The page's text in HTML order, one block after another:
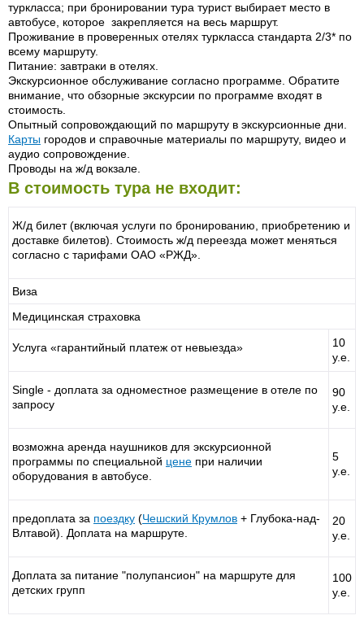
туркласса; при бронировании тура турист выбирает место в
автобусе, которое закрепляется на весь маршрут.
Проживание в проверенных отелях туркласса стандарта 2/3* по
всему маршруту.
Питание: завтраки в отелях.
Экскурсионное обслуживание согласно программе. Обратите
внимание, что обзорные экскурсии по программе входят в
стоимость.
Опытный сопровождающий по маршруту в экскурсионные дни.
Карты городов и справочные материалы по маршруту, видео и
аудио сопровождение.
Проводы на ж/д вокзале.
В стоимость тура не входит:
Ж/д билет (включая услуги по бронированию, приобретению и
доставке билетов). Стоимость ж/д переезда может меняться
согласно с тарифами ОАО «РЖД».
Виза
Медицинская страховка
Услуга «гарантийный платеж от невыезда»
10
у.е.
Single - доплата за одноместное размещение в отеле по
запросу
90
у.е.
возможна аренда наушников для экскурсионной
программы по специальной цене при наличии
оборудования в автобусе.
5
у.е.
предоплата за поездку (Чешский Крумлов + Глубока-над-
Влтавой). Доплата на маршруте.
20
у.е.
Доплата за питание "полупансион" на маршруте для
детских групп
100
у.е.